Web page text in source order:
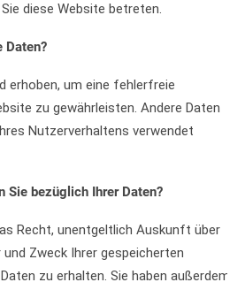
diese Website betreten.
Daten?
erhoben, um eine fehlerfreie
zu gewährleisten. Andere Daten
Nutzerverhaltens verwendet
Sie bezüglich Ihrer Daten?
Recht, unentgeltlich Auskunft über
Zweck Ihrer gespeicherten
zu erhalten. Sie haben außerdem